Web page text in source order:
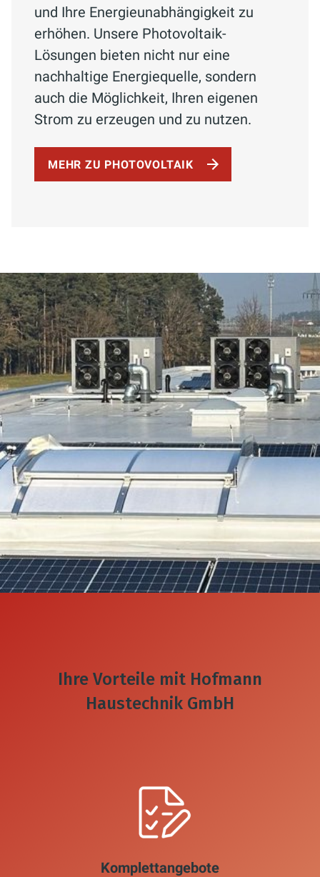
und Ihre Energieunabhängigkeit zu
erhöhen. Unsere Photovoltaik-
Lösungen bieten nicht nur eine
nachhaltige Energiequelle, sondern
auch die Möglichkeit, Ihren eigenen
Strom zu erzeugen und zu nutzen.
MEHR ZU PHOTOVOLTAIK
Ihre Vorteile mit Hofmann
Haustechnik GmbH
Komplettangebote